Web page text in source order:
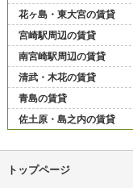
花ヶ島・東大宮の賃貸
宮崎駅周辺の賃貸
南宮崎駅周辺の賃貸
清武・木花の賃貸
青島の賃貸
佐土原・島之内の賃貸
トップページ